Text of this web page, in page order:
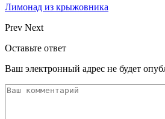
Лимонад из крыжовника
Prev Next
Оставьте ответ
Ваш электронный адрес не будет